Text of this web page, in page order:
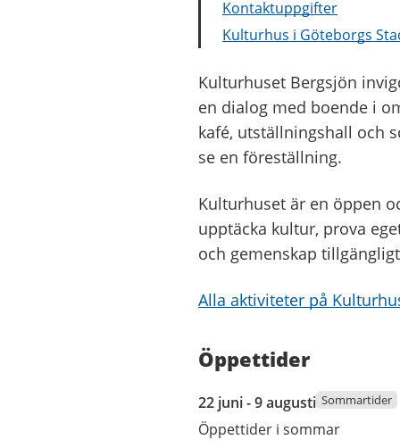
Kontaktuppgifter
Kulturhus i Göteborgs
Kulturhuset Bergsjön
en dialog med boende i
kafé, utställningshall och
se en föreställning.
Kulturhuset är en öppen
upptäcka kultur, prova
och gemenskap
Alla aktiviteter på
Öppettider
22
juni
2026
22 juni - 9 augusti Sommartider
Öppettider i sommar